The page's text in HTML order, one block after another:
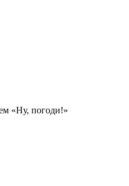
«Ну, погоди!»